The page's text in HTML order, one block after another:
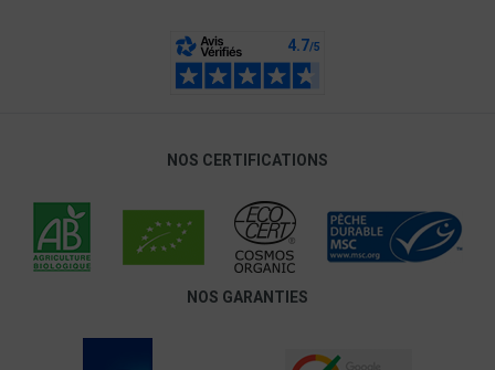
NOS CERTIFICATIONS
NOS GARANTIES